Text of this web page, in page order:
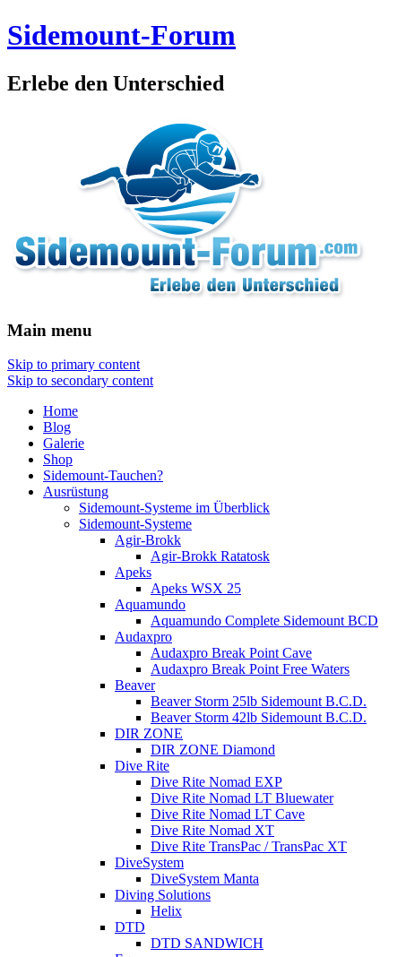
Sidemount-Forum
Erlebe den Unterschied
Main menu
Skip to primary content
Skip to secondary content
Home
Blog
Galerie
Shop
Sidemount-Tauchen?
Ausrüstung
Sidemount-Systeme im Überblick
Sidemount-Systeme
Agir-Brokk
Agir-Brokk Ratatosk
Apeks
Apeks WSX 25
Aquamundo
Aquamundo Complete Sidemount BCD
Audaxpro
Audaxpro Break Point Cave
Audaxpro Break Point Free Waters
Beaver
Beaver Storm 25lb Sidemount B.C.D.
Beaver Storm 42lb Sidemount B.C.D.
DIR ZONE
DIR ZONE Diamond
Dive Rite
Dive Rite Nomad EXP
Dive Rite Nomad LT Bluewater
Dive Rite Nomad LT Cave
Dive Rite Nomad XT
Dive Rite TransPac / TransPac XT
DiveSystem
DiveSystem Manta
Diving Solutions
Helix
DTD
DTD SANDWICH